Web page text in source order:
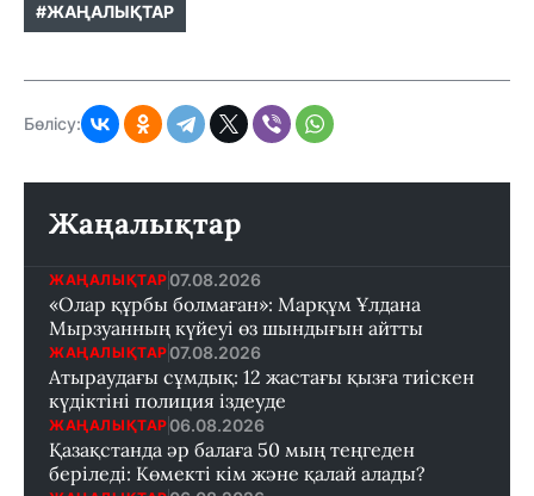
#ЖАҢАЛЫҚТАР
Бөлісу:
Жаңалықтар
ЖАҢАЛЫҚТАР 07.08.2026
«Олар құрбы болмаған»: Марқұм Ұлдана
Мырзуанның күйеуі өз шындығын айтты
ЖАҢАЛЫҚТАР 07.08.2026
Атыраудағы сұмдық: 12 жастағы қызға тиіскен
күдіктіні полиция іздеуде
ЖАҢАЛЫҚТАР 06.08.2026
Қазақстанда әр балаға 50 мың теңгеден
беріледі: Көмекті кім және қалай алады?